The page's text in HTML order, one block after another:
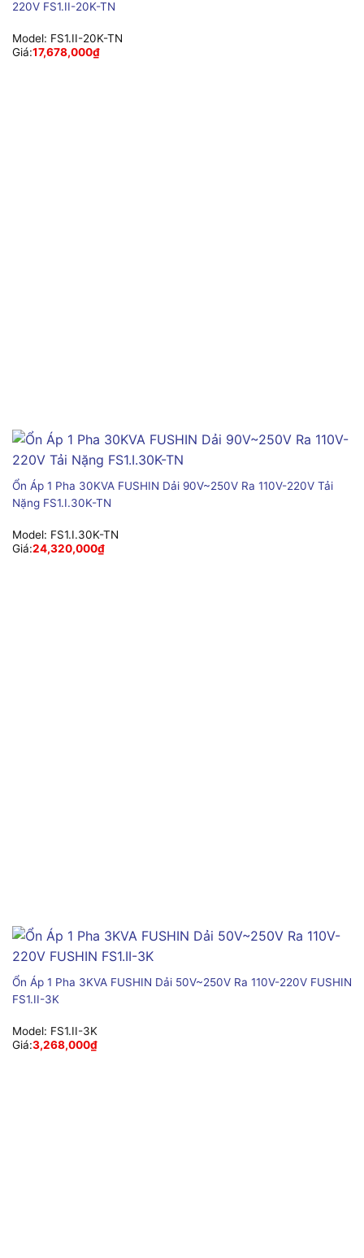
220V FS1.II-20K-TN
Model: FS1.II-20K-TN
Giá:17,678,000₫
Ổn Áp 1 Pha 30KVA FUSHIN Dải 90V~250V Ra 110V-220V Tải
Nặng FS1.I.30K-TN
Model: FS1.I.30K-TN
Giá:24,320,000₫
Ổn Áp 1 Pha 3KVA FUSHIN Dải 50V~250V Ra 110V-220V FUSHIN
FS1.II-3K
Model: FS1.II-3K
Giá:3,268,000₫